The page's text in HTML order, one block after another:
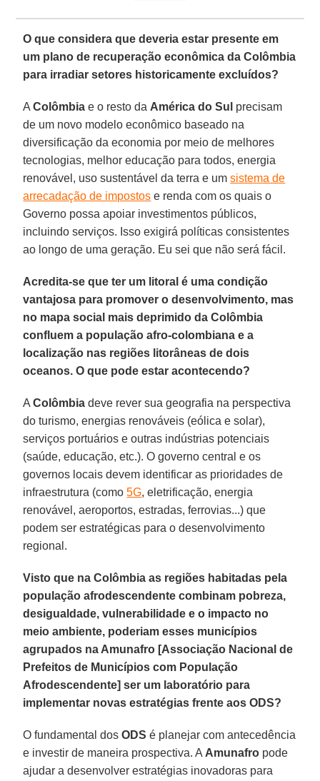
O que considera que deveria estar presente em
um plano de recuperação econômica da Colômbia
para irradiar setores historicamente excluídos?
AColômbia e o resto da América do Sul precisam
de um novo modelo econômico baseado na
diversificação da economia por meio de melhores
tecnologias, melhor educação para todos, energia
renovável, uso sustentável da terra e umsistema de
arrecadação de impostos e renda com os quais o
Governo possa apoiar investimentos públicos,
incluindo serviços. Isso exigirá políticas consistentes
ao longo de uma geração. Eu sei que não será fácil.
Acredita-se que ter um litoral é uma condição
vantajosa para promover o desenvolvimento, mas
no mapa social mais deprimido da Colômbia
confluem a população afro-colombiana e a
localização nas regiões litorâneas de dois
oceanos. O que pode estar acontecendo?
AColômbia deve rever sua geografia na perspectiva
do turismo, energias renováveis (eólica e solar),
serviços portuários e outras indústrias potenciais
(saúde, educação, etc.). O governo central e os
governos locais devem identificar as prioridades de
infraestrutura (como5G, eletrificação, energia
renovável, aeroportos, estradas, ferrovias...) que
podem ser estratégicas para o desenvolvimento
regional.
Visto que na Colômbia as regiões habitadas pela
população afrodescendente combinam pobreza,
desigualdade, vulnerabilidade e o impacto no
meio ambiente, poderiam esses municípios
agrupados na Amunafro [Associação Nacional de
Prefeitos de Municípios com População
Afrodescendente] ser um laboratório para
implementar novas estratégias frente aos ODS?
O fundamental dosODS é planejar com antecedência
e investir de maneira prospectiva. A Amunafro pode
ajudar a desenvolver estratégias inovadoras para